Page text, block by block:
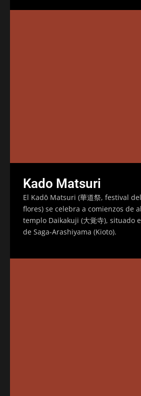
Kado Matsuri
El Kadō Matsuri (華道祭, festival
flores) se celebra a comienzos de
templo Daikakuji (大覚寺), situado
de Saga-Arashiyama (Kioto).